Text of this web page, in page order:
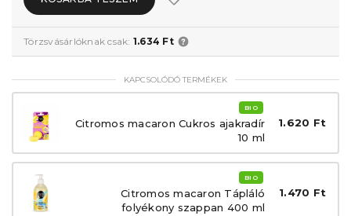
Törzsvásárlóknak csak: 1.634 Ft
KAPCSOLÓDÓ TERMÉKEK
BIO
Citromos macaron Cukros ajakradír
10 ml
1.620 Ft
BIO
Citromos macaron Tápláló
folyékony szappan 400 ml
1.470 Ft